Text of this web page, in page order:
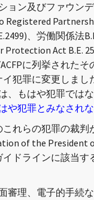
ョン及びファウン
Registered
、労働関係法
Protection Act B.E.
に列挙された
犯罪に変更しまし
、もはや犯罪では
や犯罪とみなされ
れらの犯罪の裁
of the President
イドラインに該当
審理、電子的手続